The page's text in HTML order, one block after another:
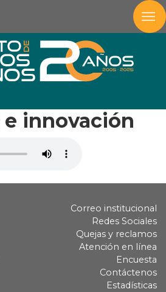
e innovación
Correo institucional
Redes Sociales
Quejas y reclamos
Atención en línea
Encuesta
Contáctenos
Estadísticas